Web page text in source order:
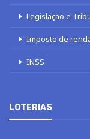
Legislação e
Imposto de
INSS
LOTERIAS